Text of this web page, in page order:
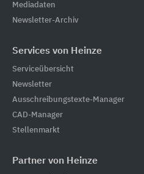
Mediadaten
Newsletter-Archiv
Services von Heinze
Serviceübersicht
Newsletter
Ausschreibungstexte-Manager
CAD-Manager
Stellenmarkt
Partner von Heinze